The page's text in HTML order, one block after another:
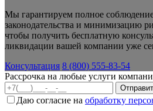
Мы гарантируем полное
законодательства и минимизацию
чтобы получить бесплатную
ликвидации вашей компании уже
Консультация 8 (800) 555-83-54
Рассрочка на любые услуги
Даю согласие на обработку